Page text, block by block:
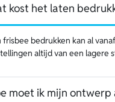
kost het laten
frisbee bedrukken kan al
altijd van een lagere
moet ik mijn ontwerp